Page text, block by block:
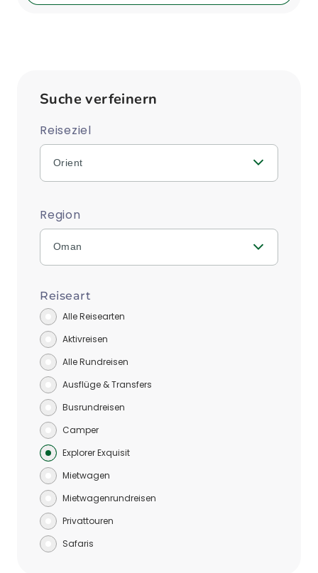
Suche verfeinern
Reiseziel
Orient
Region
Oman
Reiseart
Alle Reisearten
Aktivreisen
Alle Rundreisen
Ausflüge & Transfers
Busrundreisen
Camper
Explorer Exquisit
Mietwagen
Mietwagenrundreisen
Privattouren
Safaris